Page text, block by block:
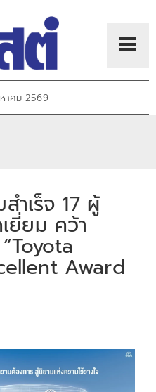
าคม 2569
ำเร็จ 17 ผู้
ยี่ยม คว้า
Award